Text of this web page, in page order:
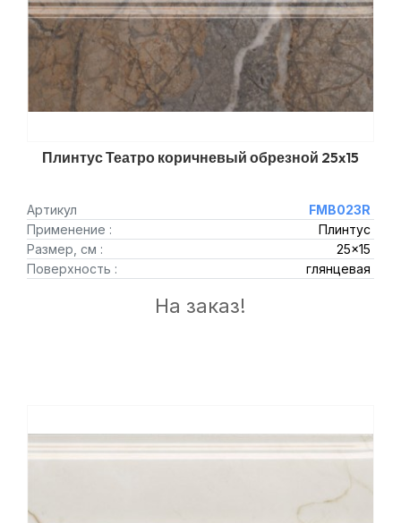
Плинтус Театро коричневый обрезной 25x15
Артикул
FMB023R
Применение :
Плинтус
Размер, см :
25x15
Поверхность :
глянцевая
На заказ!